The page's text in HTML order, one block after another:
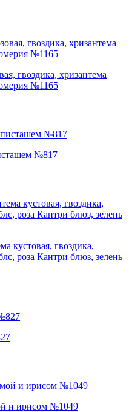
гвоздика, хризантема
№1165
№817
кустовая, гвоздика,
роза Кантри блюз, зелень
и ирисом №1049